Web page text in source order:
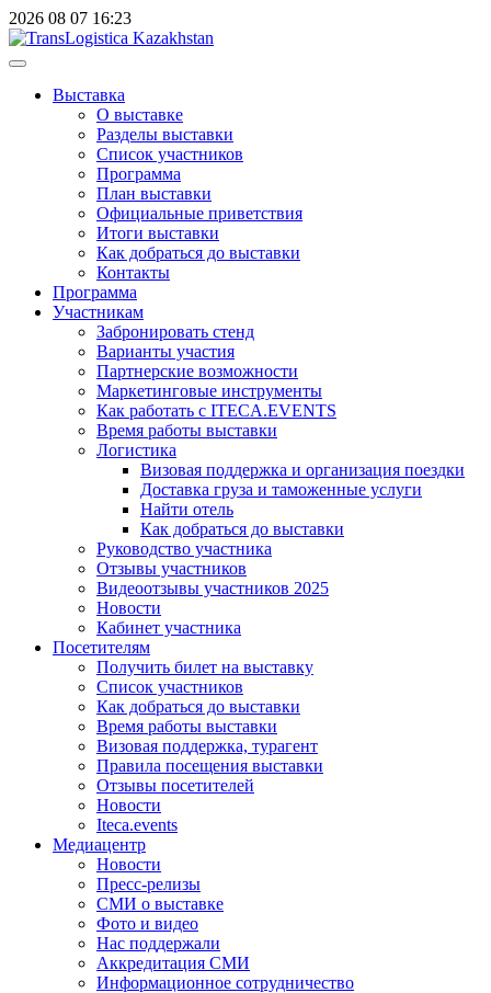
2026 08 07 16:23
Выставка
О выставке
Разделы выставки
Список участников
Программа
План выставки
Официальные приветствия
Итоги выставки
Как добраться до выставки
Контакты
Программа
Участникам
Забронировать стенд
Варианты участия
Партнерские возможности
Маркетинговые инструменты
Как работать с ITECA.EVENTS
Время работы выставки
Логистика
Визовая поддержка и организация поездки
Доставка груза и таможенные услуги
Найти отель
Как добраться до выставки
Руководство участника
Отзывы участников
Видеоотзывы участников 2025
Новости
Кабинет участника
Посетителям
Получить билет на выставку
Список участников
Как добраться до выставки
Время работы выставки
Визовая поддержка, турагент
Правила посещения выставки
Отзывы посетителей
Новости
Iteca.events
Медиацентр
Новости
Пресс-релизы
СМИ о выставке
Фото и видео
Нас поддержали
Аккредитация СМИ
Информационное сотрудничество